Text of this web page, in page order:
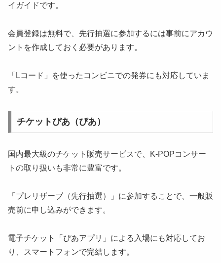
イガイドです。
会員登録は無料で、先行抽選に参加するには事前にアカウ
ントを作成しておく必要があります。
「Lコード」を使ったコンビニでの発券にも対応していま
す。
チケットぴあ（ぴあ）
国内最大級のチケット販売サービスで、K-POPコンサー
トの取り扱いも非常に豊富です。
「プレリザーブ（先行抽選）」に参加することで、一般販
売前に申し込みができます。
電子チケット「ぴあアプリ」による入場にも対応してお
り、スマートフォンで完結します。